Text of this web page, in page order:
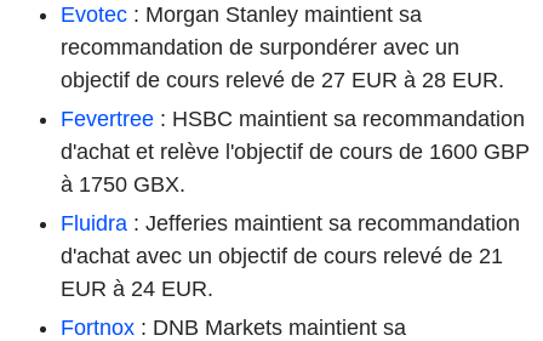
Evotec : Morgan Stanley maintient sa
recommandation de surpondérer avec un
objectif de cours relevé de 27 EUR à 28 EUR.
Fevertree : HSBC maintient sa recommandation
d'achat et relève l'objectif de cours de 1600 GBP
à 1750 GBX.
Fluidra : Jefferies maintient sa recommandation
d'achat avec un objectif de cours relevé de 21
EUR à 24 EUR.
Fortnox : DNB Markets maintient sa